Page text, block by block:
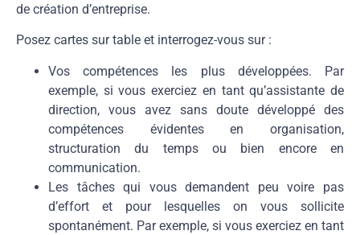
de création d’entreprise.
Posez cartes sur table et interrogez-vous sur :
Vos compétences les plus développées. Par
exemple, si vous exerciez en tant qu’assistante de
direction, vous avez sans doute développé des
compétences évidentes en organisation,
structuration du temps ou bien encore en
communication.
Les tâches qui vous demandent peu voire pas
d’effort et pour lesquelles on vous sollicite
spontanément. Par exemple, si vous exerciez en tant